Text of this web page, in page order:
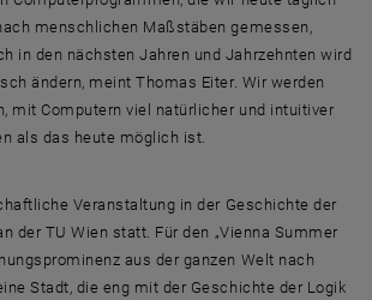
menschlichen Maßstäben gemessen,
in den nächsten Jahren und Jahrzehnten wird
ändern, meint Thomas Eiter. Wir werden
mit Computern viel natürlicher und intuitiver
als das heute möglich ist.
Veranstaltung in der Geschichte der
der TU Wien statt. Für den „Vienna Summer
aus der ganzen Welt nach
Stadt, die eng mit der Geschichte der Logik